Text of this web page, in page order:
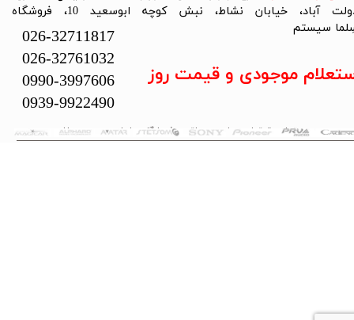
تمام حقوق این سایت متعلق به فروشگاه سلما سیستم می‌باشد.
دولت آباد، خیابان نشاط، نبش کوچه ابوسعید 10، فروشگاه
سیستم​​​​​​​
026-32711817
026-32761032
0990-3997606
0939-9922490
موجودی و قیمت روز